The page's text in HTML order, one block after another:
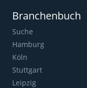
Branchenbuch
Suche
Hamburg
Köln
Stuttgart
Leipzig